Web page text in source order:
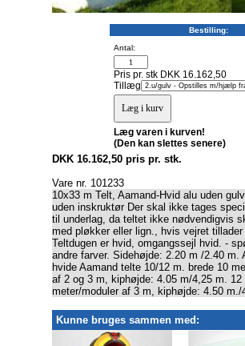
Bestilling:
Antal:
Pris pr. stk DKK 16.162,50
Tillæg
Læg varen i kurven!
(Den kan slettes senere)
DKK 16.162,50 pris pr. stk.
Vare nr. 101233
10x33 m Telt, Aamand-Hvid alu uden
uden inskruktør Der skal ikke tages
til underlag, da teltet ikke nødvendigvis
med pløkker eller lign., hvis vejret tillader
Teltdugen er hvid, omgangssejl hvid. -
andre farver. Sidehøjde: 2.20 m /2.40 m.
hvide Aamand telte 10/12 m. brede 10
af 2 og 3 m, kiphøjde: 4.05 m/4,25 m. 12
meter/moduler af 3 m, kiphøjde: 4.50 m./
Kunne bruges sammen med: